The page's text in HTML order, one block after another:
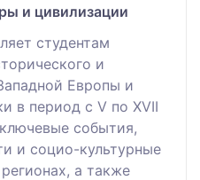
и цивилизации
студентам
и
Европы и
в период с V по XVII
события,
и социо-культурные
а также